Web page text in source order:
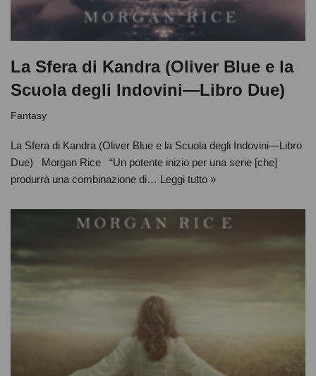
La Sfera di Kandra (Oliver Blue e la
Scuola degli Indovini—Libro Due)
Fantasy
La Sfera di Kandra (Oliver Blue e la Scuola degli Indovini—Libro
Due) Morgan Rice “Un potente inizio per una serie [che]
produrrà una combinazione di… Leggi tutto »